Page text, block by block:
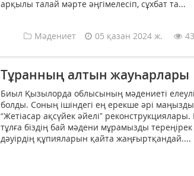
арқылы талай мәрте әңгімелесіп, сұхбат та...
Мәдениет 05 қазан 2024 ж.
Тұранның алтын жауһарлары
Биыл Қызылорда облысының мәдениеті
болды. Соның ішіндегі ең ерекше әрі
“Жетіасар ақсүйек әйелі” реконструкциялары.
тұлға біздің бай мәдени мұрамызды
дәуірдің құпияларын қайта жаңғыртқандай....